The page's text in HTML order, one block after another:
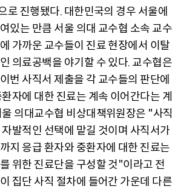
로 진행됐다. 대한민국의 경우 서울에
있는 만큼 서울 의대 교수협 소속 교수
가까운 교수들이 진료 현장에서 이탈
의료공백을 야기할 수 있다. 교수협은
번 사직서 제출을 각 교수들의 판단에
자에 대한 진료는 계속 이어간다는 계
의대교수협 비상대책위원장은 "사직
발적인 선택에 맡길 것이며 사직서가
지 응급 환자와 중환자에 대한 진료는
위한 진료단을 구성할 것"이라고 전
집단 사직 절차에 들어간 가운데 다른